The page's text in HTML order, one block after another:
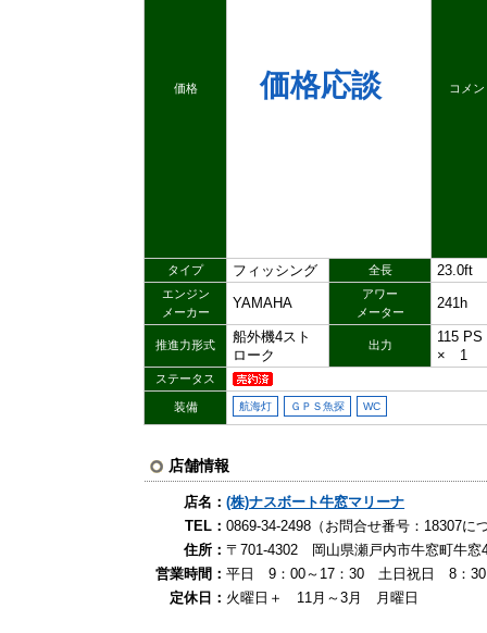
価格 価格応談 コメン
タイプ フィッシング 全長 23.0ft
エンジン
メーカー
YAMAHA
アワー
メーター
241h
推進力形式
船外機4スト
ローク
出力
115
× 1
ステータス
装備 航海灯 ＧＰＳ魚探 WC
店舗情報
店名：(株)ナスボート牛窓マリーナ
TEL：0869-34-2498（お問合せ番号：18307に
住所：〒701-4302 岡山県瀬戸内市牛窓町牛窓
営業時間：平日 9：00～17：30 土日祝日 8：
定休日： 火曜日＋ 11月～3月 月曜日